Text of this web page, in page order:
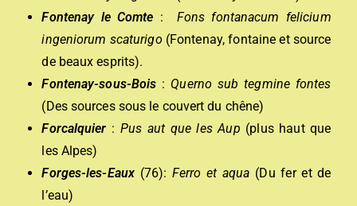
Fontenay le Comte : Fons fontanacum felicium
ingeniorum scaturigo (Fontenay, fontaine et source
de beaux esprits).
Fontenay-sous-Bois : Querno sub tegmine fontes
(Des sources sous le couvert du chêne)
Forcalquier : Pus aut que les Aup (plus haut que
les Alpes)
Forges-les-Eaux (76): Ferro et aqua (Du fer et de
l’eau)